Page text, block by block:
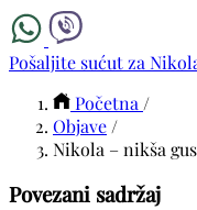
Pošaljite sućut za
Početna /
Objave /
Nikola – nikša
Povezani sadržaj